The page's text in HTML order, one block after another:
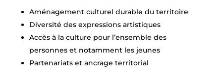
Aménagement culturel durable du territoire
Diversité des expressions artistiques
Accès à la culture pour l’ensemble des
personnes et notamment les jeunes
Partenariats et ancrage territorial